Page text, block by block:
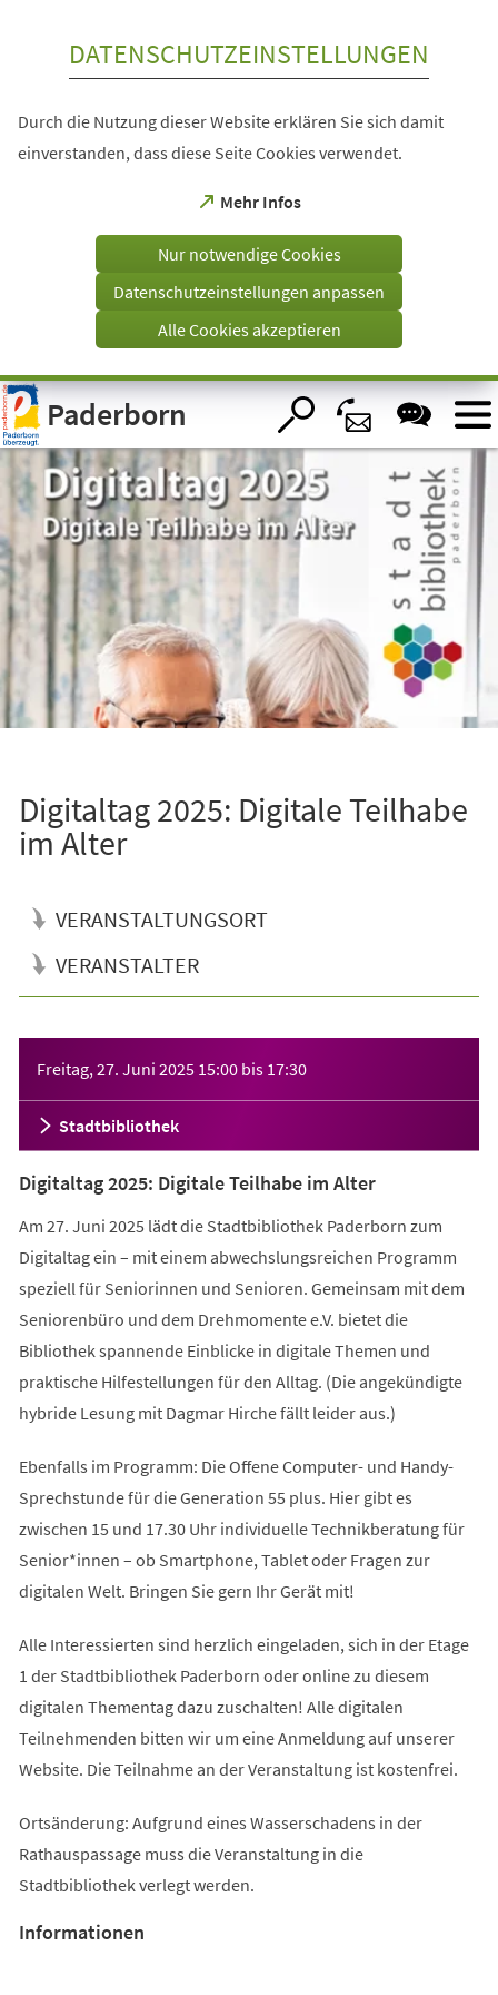
Visuelle
Assistenzsoftware
öffnen.
DATENSCHUTZEINSTELLUNGEN
Durch die Nutzung dieser Website erklären Sie sich damit
einverstanden, dass diese Seite Cookies verwendet.
Mehr Infos
(Öffnet
einem
Tab)
Nur notwendige Cookies
Datenschutzeinstellungen anpassen
Alle Cookies akzeptieren
Paderborn
Digitaltag 2025: Digitale Teilhabe
im Alter
VERANSTALTUNGSORT
VERANSTALTER
Freitag, 27. Juni 2025 15:00 bis 17:30
Stadtbibliothek
Digitaltag 2025: Digitale Teilhabe im Alter
Am 27. Juni 2025 lädt die Stadtbibliothek Paderborn zum
Digitaltag ein – mit einem abwechslungsreichen Programm
speziell für Seniorinnen und Senioren. Gemeinsam mit dem
Seniorenbüro und dem Drehmomente e.V. bietet die
Bibliothek spannende Einblicke in digitale Themen und
praktische Hilfestellungen für den Alltag. (Die angekündigte
hybride Lesung mit Dagmar Hirche fällt leider aus.)
Ebenfalls im Programm: Die Offene Computer- und Handy-
Sprechstunde für die Generation 55 plus. Hier gibt es
zwischen 15 und 17.30 Uhr individuelle Technikberatung für
Senior*innen – ob Smartphone, Tablet oder Fragen zur
digitalen Welt. Bringen Sie gern Ihr Gerät mit!
Alle Interessierten sind herzlich eingeladen, sich in der Etage
1 der Stadtbibliothek Paderborn oder online zu diesem
digitalen Thementag dazu zuschalten! Alle digitalen
Teilnehmenden bitten wir um eine Anmeldung auf unserer
Website. Die Teilnahme an der Veranstaltung ist kostenfrei.
Ortsänderung: Aufgrund eines Wasserschadens in der
Rathauspassage muss die Veranstaltung in die
Stadtbibliothek verlegt werden.
Informationen